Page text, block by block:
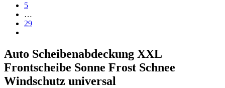
5
…
29
Auto Scheibenabdeckung XXL
Frontscheibe Sonne Frost Schnee
Windschutz universal